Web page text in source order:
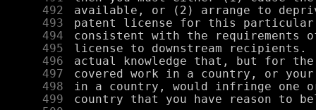
    492
    493
    494
    495
    496
    497
    498
    499